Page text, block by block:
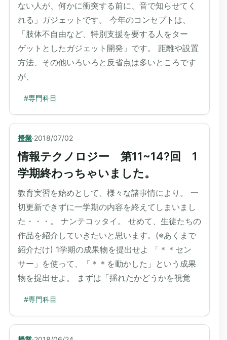
ない人が、何かに衝突する前に、音で知らせてく
れる」ガジェットです。 今年のコンセプトは、
「肢体不自由など、特別支援を要する人をター
ゲットとしたガジェット開発」です。 距離や設置
方法、その他いろいろと反省点は多いところです
が、
#専門科目
授業·2018/07/02
情報テクノロジー 第11~14?回 1
学期終わっちゃいました。
教育実習を始めとして、様々な諸事情により。 一
切更新できずに一学期の内容を終えてしまいまし
た・・・。 ナンテコッタイ。 せめて、生徒たちの
作品を紹介していきたいと思います。(※あくまで
紹介だけ) 1学期の成果物を提出せよ 「＊＊セン
サー」を使って、「＊＊を動かした」という成果
物を提出せよ。 まずは「揺れたかどうかを視覚
#専門科目